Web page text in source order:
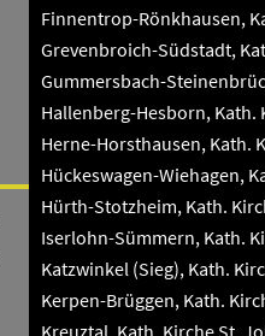
Finnentrop-Rönkhausen,
Grevenbroich-Südstadt,
Gummersbach-
Hallenberg-Hesborn, Kath.
Herne-Horsthausen, Kath.
Hückeswagen-Wiehagen,
Hürth-Stotzheim, Kath.
Iserlohn-Sümmern, Kath.
Katzwinkel (Sieg), Kath.
Kerpen-Brüggen, Kath.
Kreuztal, Kath. Kirche St.